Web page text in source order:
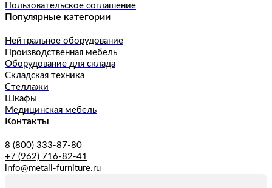
Пользовательское соглашение
Популярные категории
Нейтральное оборудование
Производственная мебель
Оборудование для склада
Складская техника
Стеллажи
Шкафы
Медицинская мебель
Контакты
8 (800) 333-87-80
+7 (962) 716-82-41
info@metall-furniture.ru